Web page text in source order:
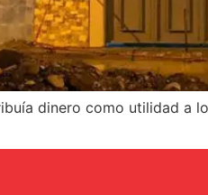
dinero como utilidad a